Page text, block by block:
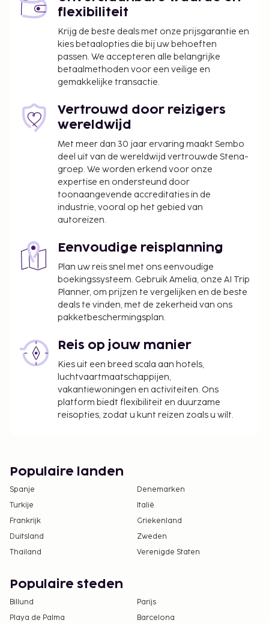
Deze belasting wordt per seizoen aangepast en
geldt mogelijk niet het hele jaar lang. Er gelden
mogelijk ook andere uitzonderingen en
kortingen. Neem voor meer informatie contact
op met de accommodatie via de
contactgegevens in de boekingsbevestiging.
november tot 31 maart betaal je EUR 0.50 per
accommodatie, per nacht.
De stad heft de volgende belasting: van 1 april
tot 31 oktober betaal je EUR 2.00 per
accommodatie, per nacht.
We hebben alle kosten vermeld die de
accommodatie aan ons heeft doorgegeven.
contante betalingen bij deze accommodatie
het bedrag van EUR 500 niet overschrijden.
Neem voor meer informatie contact op met de
accommodatie via de gegevens in de
boekingsbevestiging.
flexibiliteit
Krijg de beste deals met onze prijsgarantie en
kies betaalopties die bij uw behoeften
passen. We accepteren alle belangrijke
betaalmethoden voor een veilige en
gemakkelijke transactie.
Vertrouwd door reizigers
wereldwijd
Met meer dan 30 jaar ervaring maakt Sembo
deel uit van de wereldwijd vertrouwde Stena-
groep. We worden erkend voor onze
expertise en ondersteund door
toonaangevende accreditaties in de
industrie, vooral op het gebied van
autoreizen.
Eenvoudige reisplanning
Plan uw reis snel met ons eenvoudige
boekingssysteem. Gebruik Amelia, onze AI Trip
Planner, om prijzen te vergelijken en de beste
deals te vinden, met de zekerheid van ons
pakketbeschermingsplan.
Reis op jouw manier
Kies uit een breed scala aan hotels,
luchtvaartmaatschappijen,
vakantiewoningen en activiteiten. Ons
platform biedt flexibiliteit en duurzame
reisopties, zodat u kunt reizen zoals u wilt.
Populaire landen
Spanje
Denemarken
Turkije
Italië
Frankrijk
Griekenland
Duitsland
Zweden
Thailand
Verenigde Staten
Populaire steden
Billund
Parijs
Playa de Palma
Barcelona